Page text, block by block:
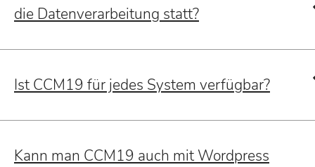
die Datenverarbeitung statt?
Ist CCM19 für jedes System verfügbar?
Kann man CCM19 auch mit Wordpress